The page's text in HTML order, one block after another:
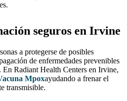
seguros en Irvine
a protegerse de posibles
de enfermedades prevenibles
Radiant Health Centers en Irvine,
Mpoxayudando a frenar el
transmisible.